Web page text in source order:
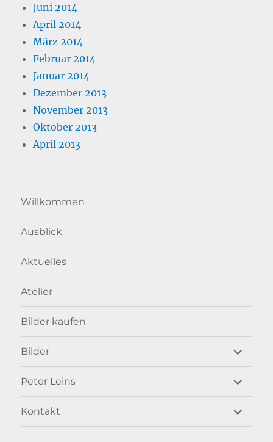
Juni 2014
April 2014
März 2014
Februar 2014
Januar 2014
Dezember 2013
November 2013
Oktober 2013
April 2013
Willkommen
Ausblick
Aktuelles
Atelier
Bilder kaufen
Bilder
anzeigen
Peter Leins
anzeigen
Kontakt
anzeigen